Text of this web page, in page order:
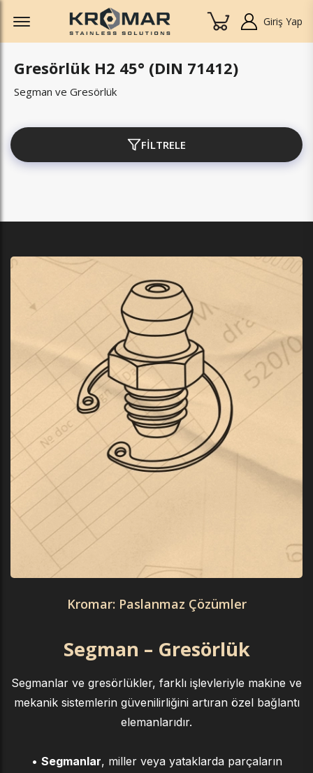
Offcanvas Menu Open
Giriş Yap
Gresörlük H2 45° (DIN 71412)
Segman ve Gresörlük
FİLTRELE
Kromar: Paslanmaz Çözümler
Segman – Gresörlük
Segmanlar ve gresörlükler, farklı işlevleriyle makine ve
mekanik sistemlerin güvenilirliğini artıran özel bağlantı
elemanlarıdır.
• Segmanlar, miller veya yataklarda parçaların